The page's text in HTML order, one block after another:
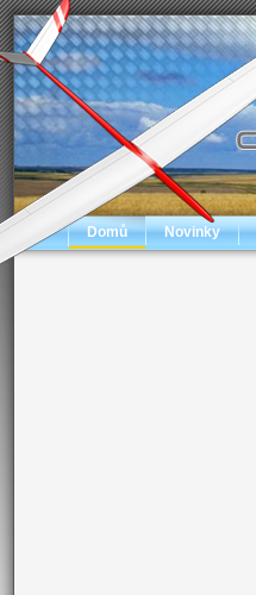
Domů Novinky